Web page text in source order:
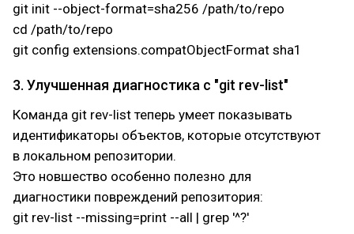
git init --object-format=sha256 /path/to/repo
cd /path/to/repo
git config extensions.compatObjectFormat sha1
3. Улучшенная диагностика с "git rev-list"
Команда git rev-list теперь умеет показывать
идентификаторы объектов, которые отсутствуют
в локальном репозитории.
Это новшество особенно полезно для
диагностики повреждений репозитория:
git rev-list --missing=print --all | grep '^?'